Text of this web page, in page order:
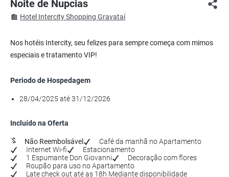
Noite de Nupcias
Hotel Intercity Shopping Gravataí
Nos hotéis Intercity, seu felizes para sempre começa com mimos
especiais e tratamento VIP!
Periodo de Hospedagem
28/04/2025 até 31/12/2026
Incluído na Oferta
Não Reembolsável
Café da manhã no Apartamento
Internet Wi-fi
Estacionamento
1 Espumante Don Giovanni
Decoração com flores
Roupão para uso no Apartamento
Late check out até as 18h Mediante disponibilidade